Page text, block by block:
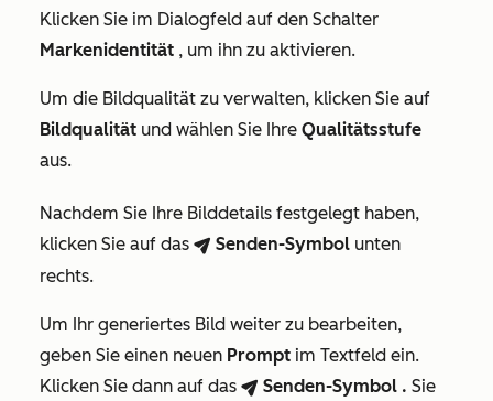
Klicken Sie im Dialogfeld auf den Schalter
Markenidentität , um ihn zu aktivieren.
Um die Bildqualität zu verwalten, klicken Sie auf
Bildqualität und wählen Sie Ihre Qualitätsstufe
aus.
Nachdem Sie Ihre Bilddetails festgelegt haben,
klicken Sie auf das breezeSendIcon Senden-Symbol unten
rechts.
Um Ihr generiertes Bild weiter zu bearbeiten,
geben Sie einen neuen Prompt im Textfeld ein.
Klicken Sie dann auf das breezeSendIcon Senden-Symbol . Sie